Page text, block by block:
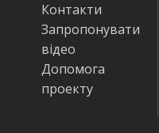
Контакти
Запропонувати
відео
Допомога
проекту